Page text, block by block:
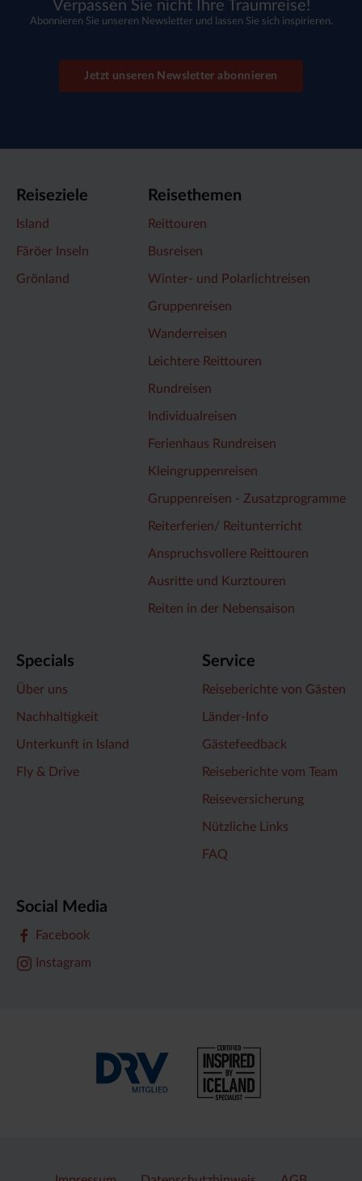
Verpassen Sie nicht Ihre Traumreise!
Abonnieren Sie unseren Newsletter und lassen Sie sich inspirieren.
Jetzt unseren Newsletter abonnieren
Reiseziele
Island
Färöer Inseln
Grönland
Reisethemen
Reittouren
Busreisen
Winter- und Polarlichtreisen
Gruppenreisen
Wanderreisen
Leichtere Reittouren
Rundreisen
Individualreisen
Ferienhaus Rundreisen
Kleingruppenreisen
Gruppenreisen - Zusatzprogramme
Reiterferien/ Reitunterricht
Anspruchsvollere Reittouren
Ausritte und Kurztouren
Reiten in der Nebensaison
Specials
Über uns
Nachhaltigkeit
Unterkunft in Island
Fly & Drive
Service
Reiseberichte von Gästen
Länder-Info
Gästefeedback
Reiseberichte vom Team
Reiseversicherung
Nützliche Links
FAQ
Social Media
Facebook
Instagram